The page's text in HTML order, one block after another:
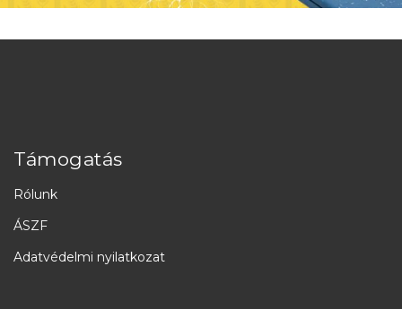
Támogatás
Rólunk
ÁSZF
Adatvédelmi nyilatkozat